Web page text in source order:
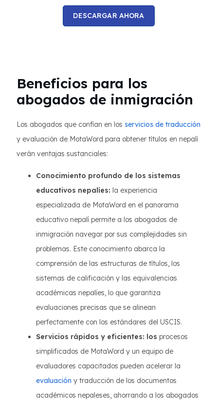
DESCARGAR AHORA
Beneficios para los
abogados de inmigración
Los abogados que confían en los servicios de traducción
y evaluación de MotaWord para obtener títulos en nepalí
verán ventajas sustanciales:
Conocimiento profundo de los sistemas
educativos nepalíes: la experiencia
especializada de MotaWord en el panorama
educativo nepalí permite a los abogados de
inmigración navegar por sus complejidades sin
problemas. Este conocimiento abarca la
comprensión de las estructuras de títulos, los
sistemas de calificación y las equivalencias
académicas nepalíes, lo que garantiza
evaluaciones precisas que se alinean
perfectamente con los estándares del USCIS.
Servicios rápidos y eficientes: los procesos
simplificados de MotaWord y un equipo de
evaluadores capacitados pueden acelerar la
evaluación y traducción de los documentos
académicos nepaleses, ahorrando a los abogados